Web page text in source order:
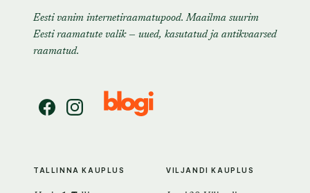
Eesti vanim internetiraamatupood. Maailma suurim
Eesti raamatute valik — uued, kasutatud ja antikvaarsed
raamatud.
TALLINNA KAUPLUS VILJANDI KAUPLUS